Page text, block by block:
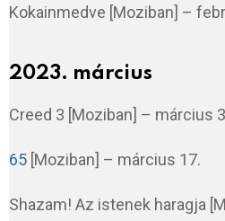
Kokainmedve [Moziban] –
2023. március
Creed 3 [Moziban] – március
65 [Moziban] – március 17.
Shazam! Az istenek haragja